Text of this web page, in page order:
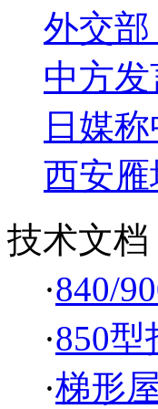
外交
中方
日媒
西安
技术文档
·840/
·850型
·梯形